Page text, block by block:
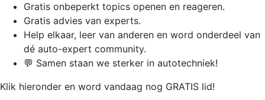
Gratis onbeperkt topics openen en reageren.
Gratis advies van experts.
Help elkaar, leer van anderen en word onderdeel van
dé auto-expert community.
💬 Samen staan we sterker in autotechniek!
Klik hieronder en word vandaag nog GRATIS lid!